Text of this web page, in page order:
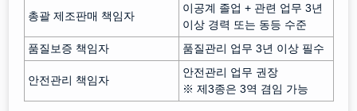
총괄 제조판매 책임자
이공계 졸업 + 관련 업무 3년
이상 경력 또는 동등 수준
품질보증 책임자
품질관리 업무 3년 이상 필수
안전관리 책임자
안전관리 업무 권장
※ 제3종은 3역 겸임 가능